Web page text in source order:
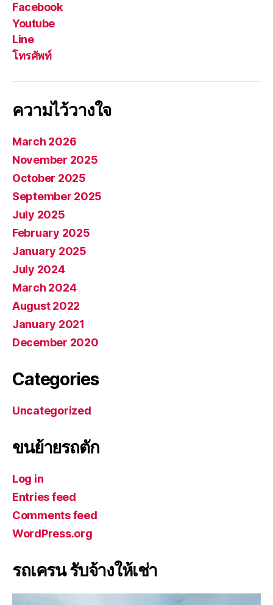
Facebook
Youtube
Line
โทรศัพท์
ความไว้วางใจ
March 2026
November 2025
October 2025
September 2025
July 2025
February 2025
January 2025
July 2024
March 2024
August 2022
January 2021
December 2020
Categories
Uncategorized
ขนย้ายรถตัก
Log in
Entries feed
Comments feed
WordPress.org
รถเครน รับจ้างให้เช่า